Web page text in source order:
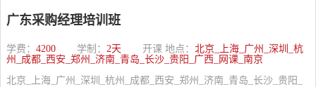
广东采购经理培训班
学费： 4200 学制： 2天 开课 地点： 北京_上海_广州_深圳_杭
州_成都_西安_郑州_济南_青岛_长沙_贵阳_广西_网课_南京
北京_上海_广州_深圳_杭州_成都_西安_郑州_济南_青岛_长沙_贵阳_